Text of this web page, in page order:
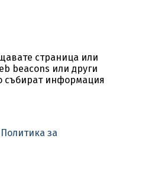
страница или
beacons или други
събират информация
Политика за